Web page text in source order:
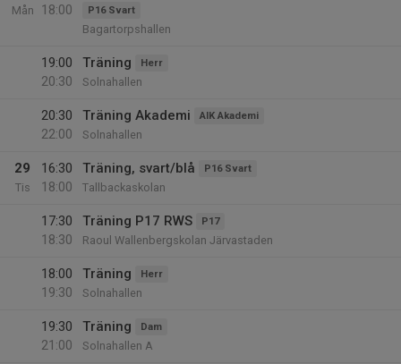
Mån
18:00
P16 Svart
Bagartorpshallen
19:00
20:30
Träning Herr
Solnahallen
20:30
22:00
Träning Akademi AIK Akademi
Solnahallen
29
Tis
16:30
18:00
Träning, svart/blå P16 Svart
Tallbackaskolan
17:30
18:30
Träning P17 RWS P17
Raoul Wallenbergskolan Järvastaden
18:00
19:30
Träning Herr
Solnahallen
19:30
21:00
Träning Dam
Solnahallen A